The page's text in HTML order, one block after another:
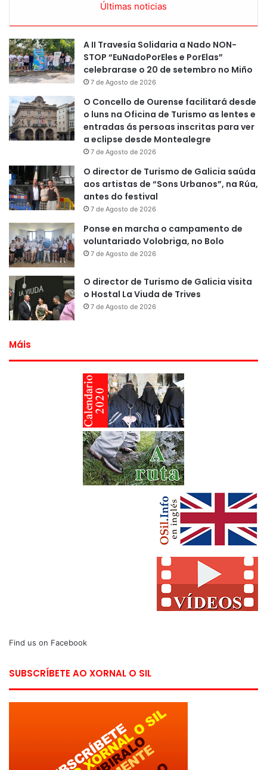
Últimas noticias
A II Travesía Solidaria a Nado NON-
STOP “EuNadoPorEles e PorElas”
celebrarase o 20 de setembro no Miño
7 de Agosto de 2026
O Concello de Ourense facilitará desde
o luns na Oficina de Turismo as lentes e
entradas ás persoas inscritas para ver
a eclipse desde Montealegre
7 de Agosto de 2026
O director de Turismo de Galicia saúda
aos artistas de “Sons Urbanos”, na Rúa,
antes do festival
7 de Agosto de 2026
Ponse en marcha o campamento de
voluntariado Volobriga, no Bolo
7 de Agosto de 2026
O director de Turismo de Galicia visita
o Hostal La Viuda de Trives
7 de Agosto de 2026
Máis
Find us on Facebook
SUBSCRÍBETE AO XORNAL O SIL